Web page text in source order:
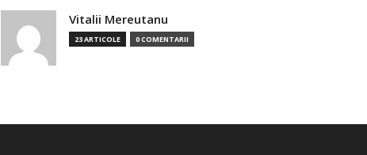
Vitalii Mereutanu
23 ARTICOLE 0 COMENTARII